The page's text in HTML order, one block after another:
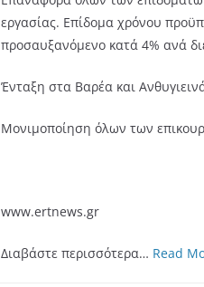
εργασίας. Επίδομα χρόνου
προσαυξανόμενο κατά 4% ανά
Ένταξη στα Βαρέα και
Μονιμοποίηση όλων των
www.ertnews.gr
Διαβάστε περισσότερα… Read